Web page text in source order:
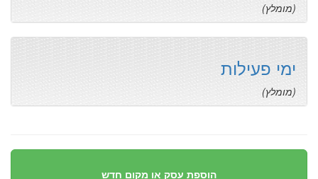
(מומלץ)
ימי פעילות
(מומלץ)
הוספת עסק או מקום חדש